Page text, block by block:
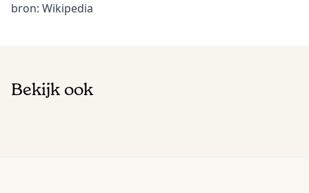
bron: Wikipedia
Bekijk ook